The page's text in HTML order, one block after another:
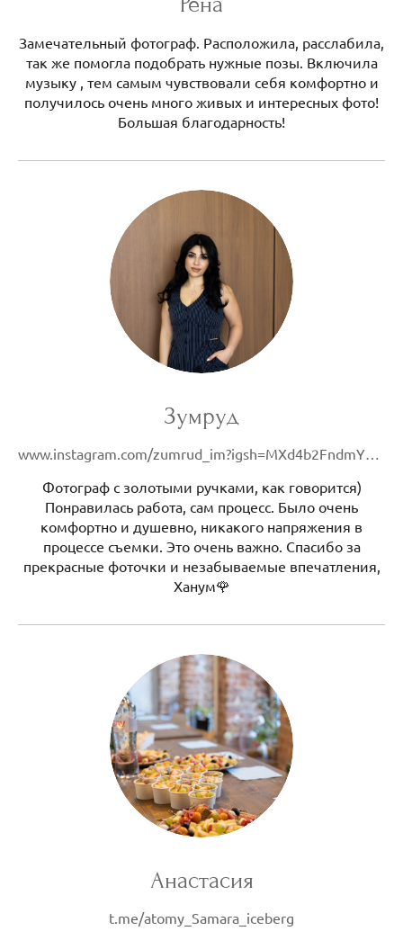
Замечательный фотограф. Расположила, расслабила,
так же помогла подобрать нужные позы. Включила
музыку , тем самым чувствовали себя комфортно и
получилось очень много живых и интересных фото!
Большая благодарность!
Зумруд
Фотограф с золотыми ручками, как говорится)
Понравилась работа, сам процесс. Было очень
комфортно и душевно, никакого напряжения в
процессе съемки. Это очень важно. Спасибо за
прекрасные фоточки и незабываемые впечатления,
Ханум🌹
Анастасия
t.me/atomy_Samara_iceberg